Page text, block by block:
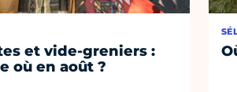
et vide-greniers :
où en août ?